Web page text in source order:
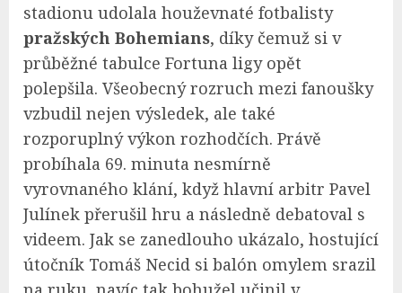
stadionu udolala houževnaté fotbalisty
pražských Bohemians, díky čemuž si v
průběžné tabulce Fortuna ligy opět
polepšila. Všeobecný rozruch mezi fanoušky
vzbudil nejen výsledek, ale také
rozporuplný výkon rozhodčích. Právě
probíhala 69. minuta nesmírně
vyrovnaného klání, když hlavní arbitr Pavel
Julínek přerušil hru a následně debatoval s
videem. Jak se zanedlouho ukázalo, hostující
útočník Tomáš Necid si balón omylem srazil